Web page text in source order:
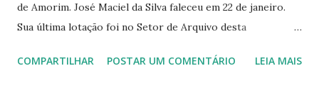
de Amorim. José Maciel da Silva faleceu em 22 de janeiro.
Sua última lotação foi no Setor de Arquivo desta
Siqueira Amorim faleceu em 28 de fevereiro e encerrou a
COMPARTILHAR POSTAR UM COMENTÁRIO LEIA MAIS